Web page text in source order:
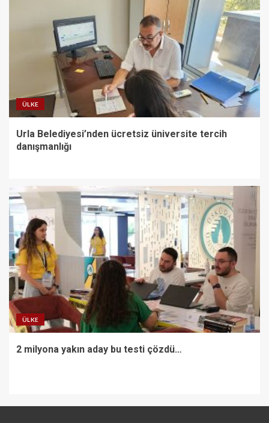
ÜLKE
Urla Belediyesi’nden ücretsiz üniversite tercih
danışmanlığı
ÜLKE
2 milyona yakın aday bu testi çözdü…